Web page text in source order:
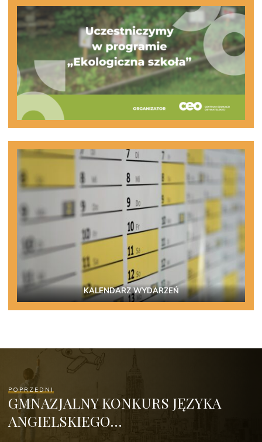
KALENDARZ WYDARZEŃ
POPRZEDNI
GMNAZJALNY KONKURS JĘZYKA
ANGIELSKIEGO…